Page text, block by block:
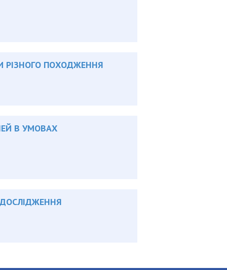
РІЗНОГО ПОХОДЖЕННЯ
В УМОВАХ